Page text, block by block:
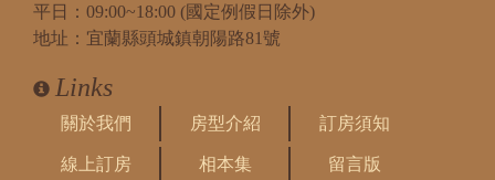
平日：09:00~18:00 (國定例假日除外)
地址：宜蘭縣頭城鎮朝陽路81號
Links
關於我們 房型介紹 訂房須知
線上訂房 相本集 留言版